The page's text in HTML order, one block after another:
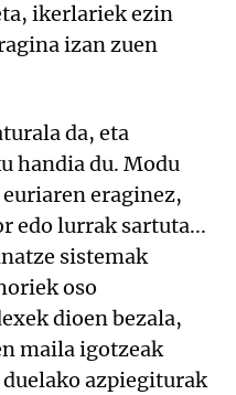
ikerlariek ezin
izan zuen
da, eta
handia du. Modu
eraginez,
edo lurrak sartuta...
sistemak
oso
dioen bezala,
maila igotzeak
azpiegiturak